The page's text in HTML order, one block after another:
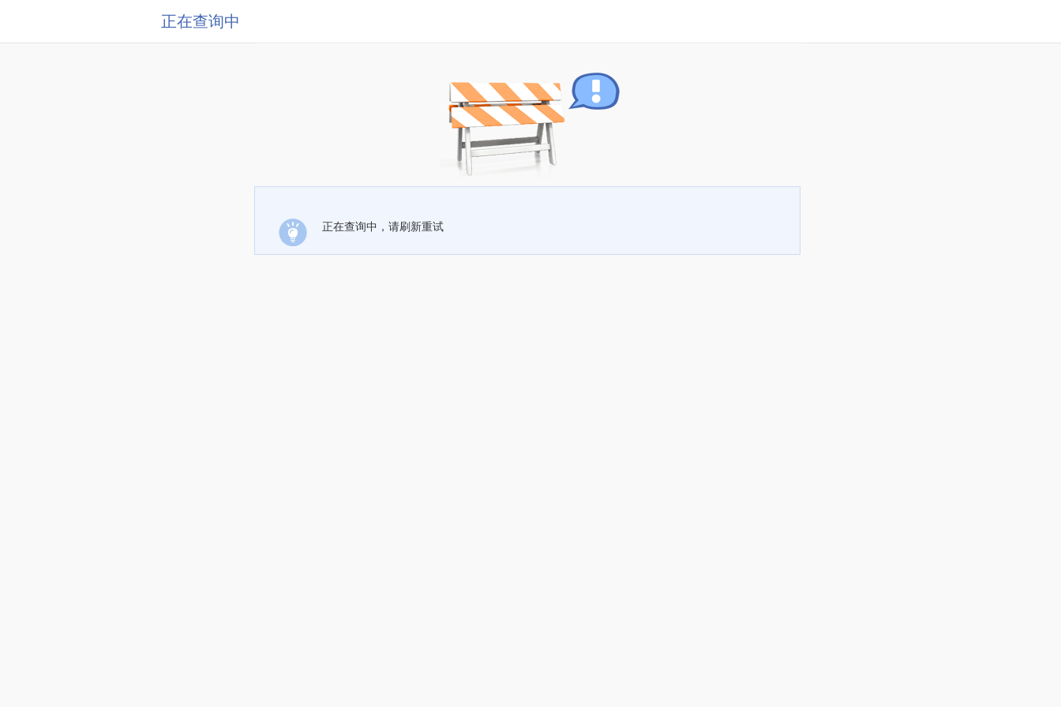
正在查询中
正在查询中，请刷新重试